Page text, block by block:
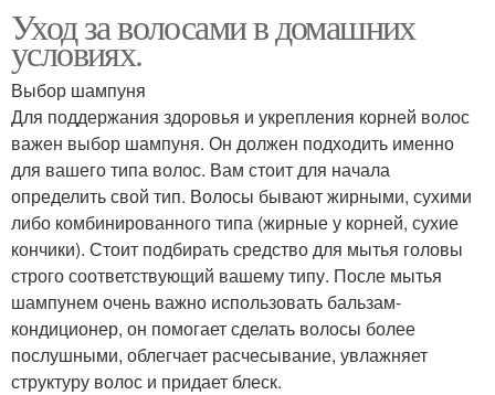
Уход за волосами в домашних
условиях.
Выбор шампуня
Для поддержания здоровья и укрепления корней волос
важен выбор шампуня. Он должен подходить именно
для вашего типа волос. Вам стоит для начала
определить свой тип. Волосы бывают жирными, сухими
либо комбинированного типа (жирные у корней, сухие
кончики). Стоит подбирать средство для мытья головы
строго соответствующий вашему типу. После мытья
шампунем очень важно использовать бальзам-
кондиционер, он помогает сделать волосы более
послушными, облегчает расчесывание, увлажняет
структуру волос и придает блеск.